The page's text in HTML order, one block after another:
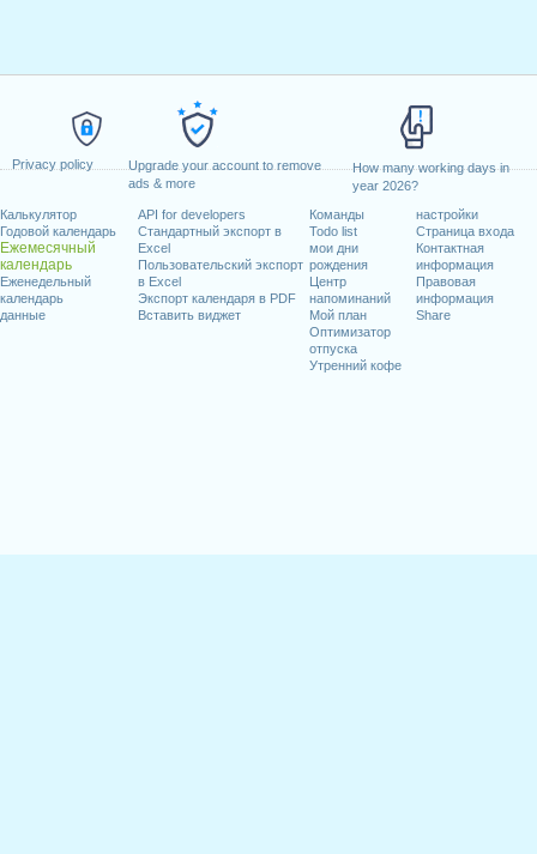
Privacy policy
Upgrade your account to remove
ads & more
How many working days in
year 2026?
Калькулятор
Годовой календарь
Ежемесячный
календарь
Еженедельный
календарь
данные
API for developers
Стандартный экспорт в
Excel
Пользовательский экспорт
в Excel
Экспорт календаря в PDF
Вставить виджет
Команды
Todo list
мои дни
рождения
Центр
напоминаний
Мой план
Оптимизатор
отпуска
Утренний кофе
настройки
Страница входа
Контактная
информация
Правовая
информация
Share